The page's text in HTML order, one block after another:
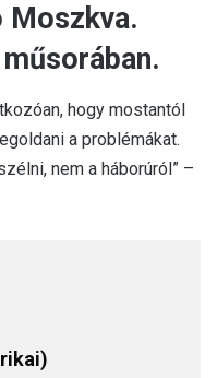
Moszkva.
hogy mostantól
a problémákat.
nem a háborúról” –